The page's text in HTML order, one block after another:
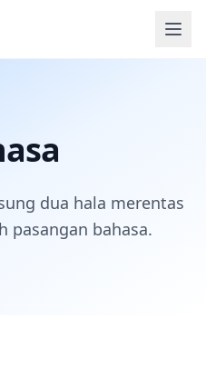
dua hala merentas
pasangan bahasa.